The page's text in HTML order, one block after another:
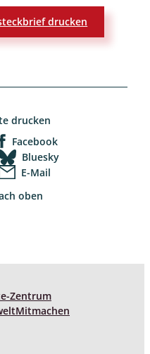
drucken
drucken
Facebook
Bluesky
E-Mail
oben
Zentrum
Mitmachen